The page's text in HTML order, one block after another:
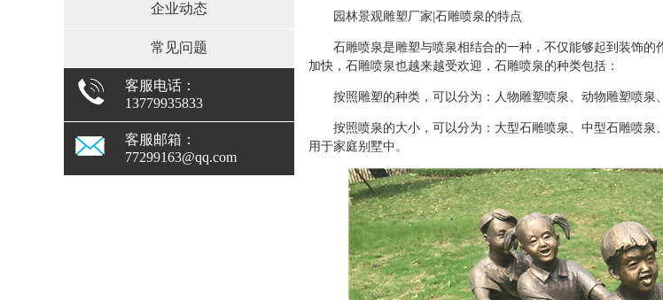
企业动态
常见问题
客服电话：
13779935833
客服邮箱：
77299163@qq.com
园林景观雕塑厂家|石雕喷泉的特点
石雕喷泉是雕塑与喷泉相结合的一种，不仅能够起到装饰
加快，石雕喷泉也越来越受欢迎，石雕喷泉的种类包括：
按照雕塑的种类，可以分为：人物雕塑喷泉、动物雕塑喷泉
按照喷泉的大小，可以分为：大型石雕喷泉、中型石雕喷
用于家庭别墅中。